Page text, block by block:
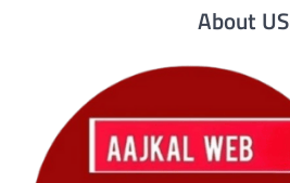
About US